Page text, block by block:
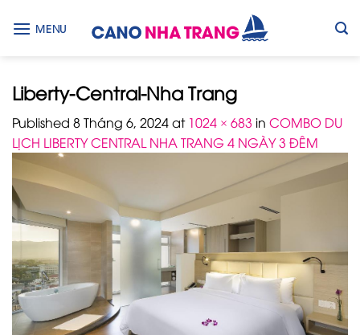
MENU
Liberty-Central-Nha Trang
Published 8 Tháng 6, 2024at 1024 × 683 in COMBO DU
LỊCH LIBERTY CENTRAL NHA TRANG 4 NGÀY 3 ĐÊM